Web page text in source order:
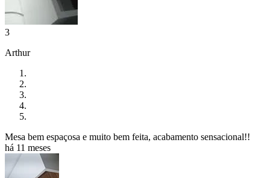
3
Arthur
Mesa bem espaçosa e muito bem feita, acabamento sensacional!!
há 11 meses